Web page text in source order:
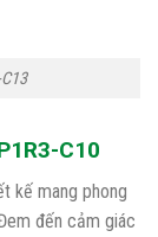
C10
kế mang phong
đến cảm giác